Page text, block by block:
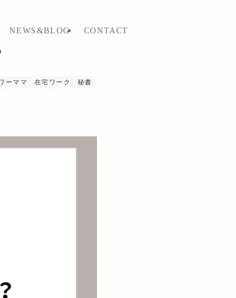
NEWS&BLOG CONTACT
ーママ 在宅ワーク 秘書